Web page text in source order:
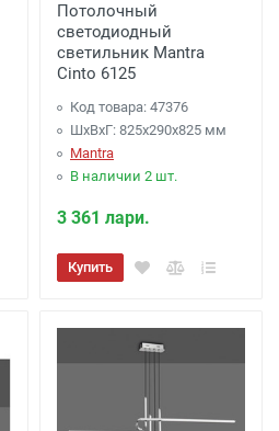
Потолочный
светодиодный
светильник Mantra
Cinto 6125
Код товара: 47376
ШхВхГ: 825x290x825 мм
Mantra
В наличии 2 шт.
3 361 лари.
Купить